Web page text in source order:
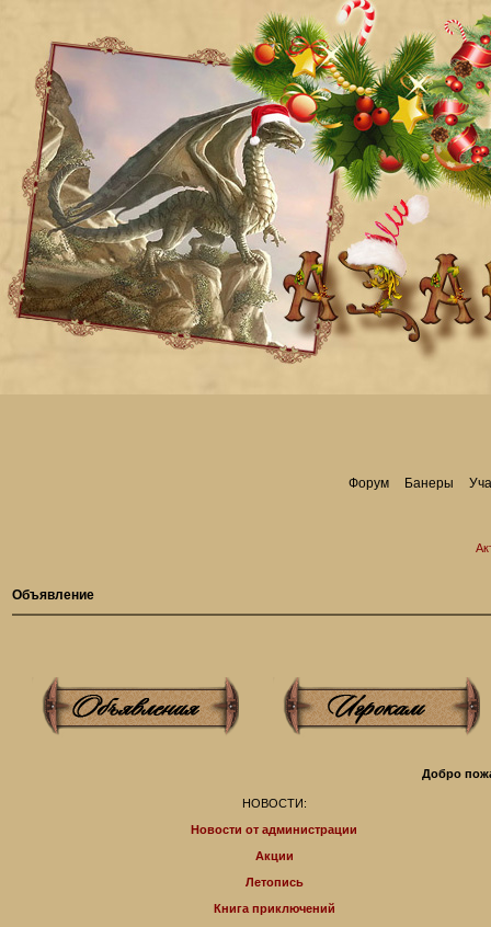
Форум Банеры
Объявление
Добро
НОВОСТИ:
Новости от администрации
Акции
Летопись
Книга приключений